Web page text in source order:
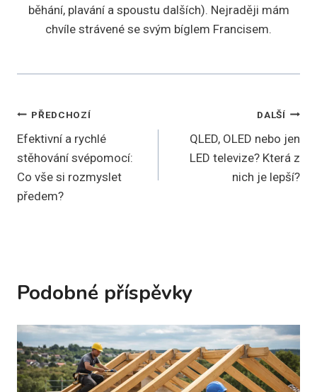
běhání, plavání a spoustu dalších). Nejraději mám
chvíle strávené se svým bíglem Francisem.
Navigace
pro
příspěvek
PŘEDCHOZÍ
Efektivní a rychlé
stěhování svépomocí:
Co vše si rozmyslet
předem?
DALŠÍ
QLED, OLED nebo jen
LED televize? Která z
nich je lepší?
Podobné příspěvky